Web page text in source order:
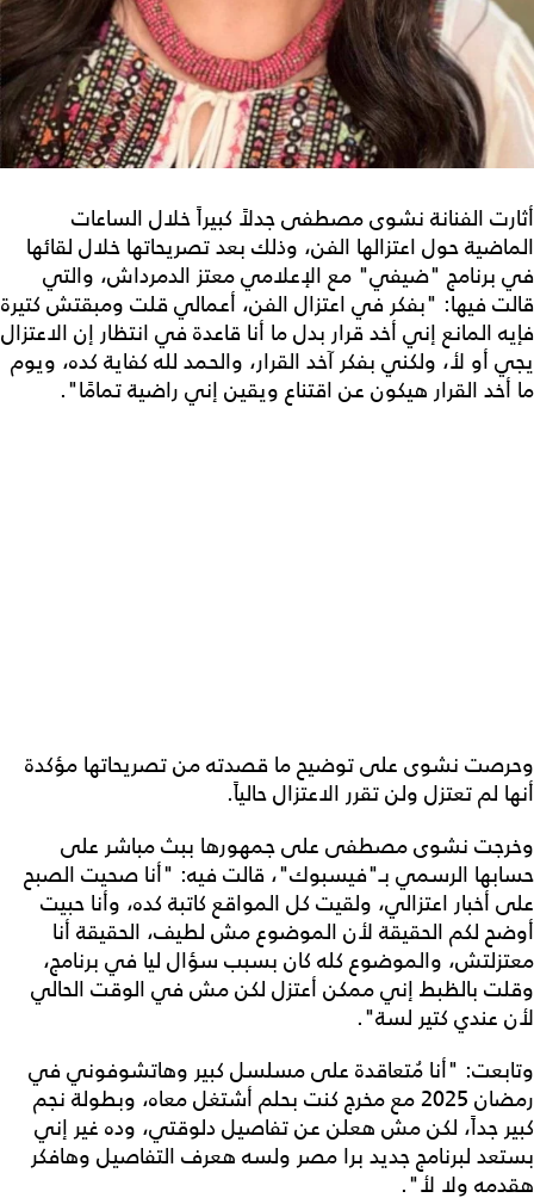
أثارت الفنانة نشوى مصطفى جدلاً كبيراً خلال الساعات
الماضية حول اعتزالها الفن، وذلك بعد تصريحاتها خلال لقائها
في برنامج "ضيفي" مع الإعلامي معتز الدمرداش، والتي
قالت فيها: "بفكر في اعتزال الفن، أعمالي قلت ومبقتش كتيرة
فإيه المانع إني أخد قرار بدل ما أنا قاعدة في انتظار إن الاعتزال
يجي أو لأ، ولكني بفكر آخد القرار، والحمد لله كفاية كده، ويوم
ما أخد القرار هيكون عن اقتناع ويقين إني راضية تمامًا".
وحرصت نشوى على توضيح ما قصدته من تصريحاتها مؤكدة
أنها لم تعتزل ولن تقرر الاعتزال حالياً.
وخرجت نشوى مصطفى على جمهورها ببث مباشر على
حسابها الرسمي بـ"فيسبوك"، قالت فيه: "أنا صحيت الصبح
على أخبار اعتزالي، ولقيت كل المواقع كاتبة كده، وأنا حبيت
أوضح لكم الحقيقة لأن الموضوع مش لطيف، الحقيقة أنا
معتزلتش، والموضوع كله كان بسبب سؤال ليا في برنامج،
وقلت بالظبط إني ممكن أعتزل لكن مش في الوقت الحالي
لأن عندي كتير لسة".
وتابعت: "أنا مُتعاقدة على مسلسل كبير وهاتشوفوني في
رمضان 2025 مع مخرج كنت بحلم أشتغل معاه، وبطولة نجم
كبير جداً، لكن مش هعلن عن تفاصيل دلوقتي، وده غير إني
بستعد لبرنامج جديد برا مصر ولسه هعرف التفاصيل وهافكر
هقدمه ولا لأ".